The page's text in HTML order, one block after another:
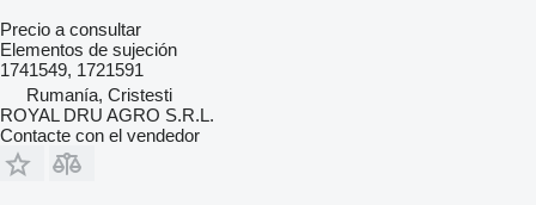
Precio a consultar
Elementos de sujeción
1741549, 1721591
Rumanía, Cristesti
ROYAL DRU AGRO S.R.L.
Contacte con el vendedor